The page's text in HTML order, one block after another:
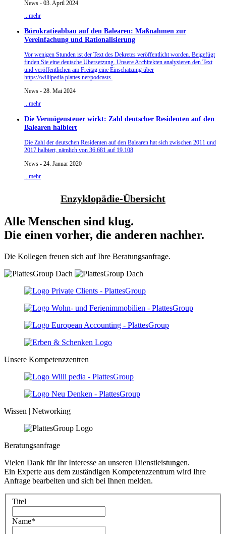
News - 03. April 2024
...mehr
Bürokratieabbau auf den Balearen: Maßnahmen zur
Vereinfachung und Rationalisierung
Vor wenigen Stunden ist der Text des Dekretes veröffentlicht worden. Beigefügt
finden Sie eine deutsche Übersetzung. Unsere Architekten analysieren den Text
und veröffentlichen am Freitag eine Einschätzung über
https://willipedia.plattes.net/podcasts.
News - 28. Mai 2024
...mehr
Die Vermögensteuer wirkt: Zahl deutscher Residenten auf den
Balearen halbiert
Die Zahl der deutschen Residenten auf den Balearen hat sich zwischen 2011 und
2017 halbiert, nämlich von 36.681 auf 19.108
News - 24. Januar 2020
...mehr
Enzyklopädie-Übersicht
Alle Menschen sind klug.
Die einen vorher, die anderen nachher.
Die Kollegen freuen sich auf Ihre Beratungsanfrage.
Unsere Kompetenzzentren
Wissen | Networking
Beratungsanfrage
Vielen Dank für Ihr Interesse an unseren Dienstleistungen.
Ein Experte aus dem zuständigen Kompetenzzentrum wird Ihre
Anfrage bearbeiten und sich bei Ihnen melden.
Titel
Name*